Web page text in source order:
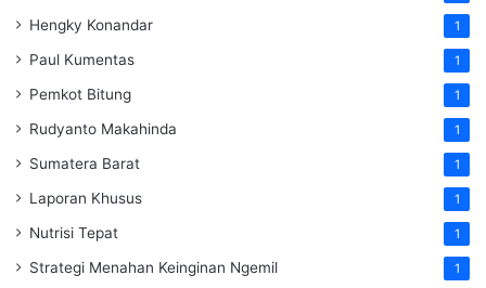
Hengky Konandar 1
Paul Kumentas 1
Pemkot Bitung 1
Rudyanto Makahinda 1
Sumatera Barat 1
Laporan Khusus 1
Nutrisi Tepat 1
Strategi Menahan Keinginan Ngemil 1